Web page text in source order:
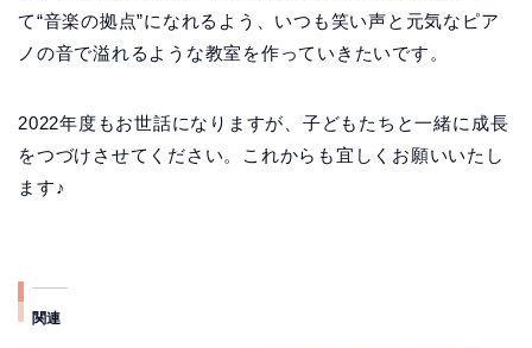
て“音楽の拠点”になれるよう、いつも笑い声と元気なピア
ノの音で溢れるような教室を作っていきたいです。
2022年度もお世話になりますが、子どもたちと一緒に成長
をつづけさせてください。これからも宜しくお願いいたし
ます♪
関連